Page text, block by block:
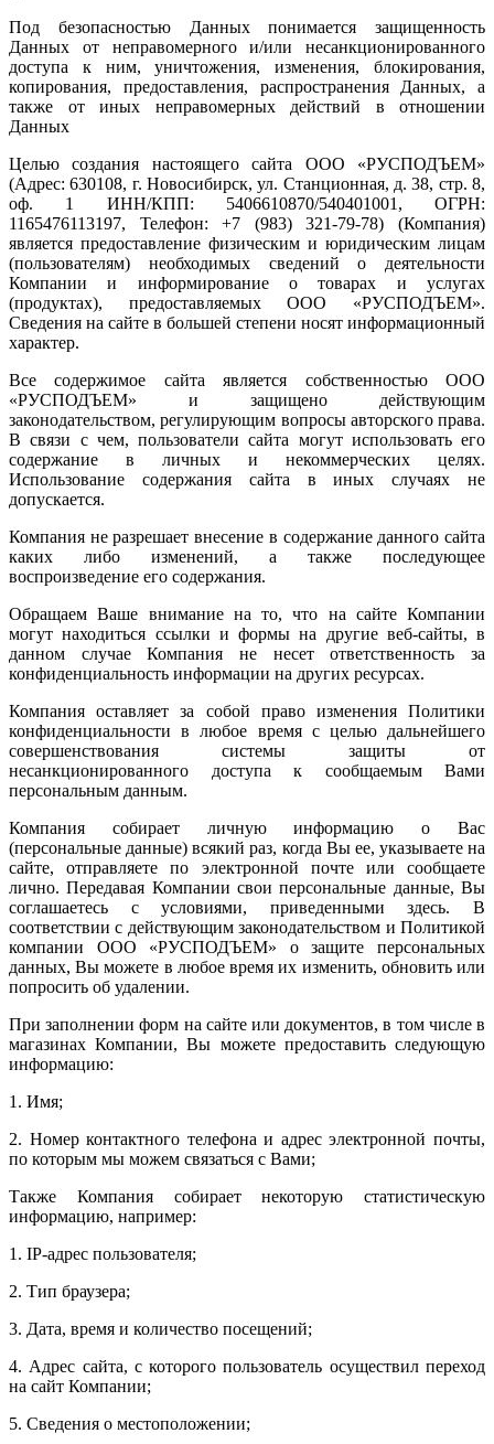
Под безопасностью Данных понимается защищенность
Данных от неправомерного и/или несанкционированного
доступа к ним, уничтожения, изменения, блокирования,
копирования, предоставления, распространения Данных, а
также от иных неправомерных действий в отношении
Данных
Целью создания настоящего сайта ООО «РУСПОДЪЕМ»
(Адрес: 630108, г. Новосибирск, ул. Станционная, д. 38, стр. 8,
оф. 1 ИНН/КПП: 5406610870/540401001, ОГРН:
1165476113197, Телефон: +7 (983) 321-79-78) (Компания)
является предоставление физическим и юридическим лицам
(пользователям) необходимых сведений о деятельности
Компании и информирование о товарах и услугах
(продуктах), предоставляемых ООО «РУСПОДЪЕМ».
Сведения на сайте в большей степени носят информационный
характер.
Все содержимое сайта является собственностью ООО
«РУСПОДЪЕМ» и защищено действующим
законодательством, регулирующим вопросы авторского права.
В связи с чем, пользователи сайта могут использовать его
содержание в личных и некоммерческих целях.
Использование содержания сайта в иных случаях не
допускается.
Компания не разрешает внесение в содержание данного сайта
каких либо изменений, а также последующее
воспроизведение его содержания.
Обращаем Ваше внимание на то, что на сайте Компании
могут находиться ссылки и формы на другие веб-сайты, в
данном случае Компания не несет ответственность за
конфиденциальность информации на других ресурсах.
Компания оставляет за собой право изменения Политики
конфиденциальности в любое время с целью дальнейшего
совершенствования системы защиты от
несанкционированного доступа к сообщаемым Вами
персональным данным.
Компания собирает личную информацию о Вас
(персональные данные) всякий раз, когда Вы ее, указываете на
сайте, отправляете по электронной почте или сообщаете
лично. Передавая Компании свои персональные данные, Вы
соглашаетесь с условиями, приведенными здесь. В
соответствии с действующим законодательством и Политикой
компании ООО «РУСПОДЪЕМ» о защите персональных
данных, Вы можете в любое время их изменить, обновить или
попросить об удалении.
При заполнении форм на сайте или документов, в том числе в
магазинах Компании, Вы можете предоставить следующую
информацию:
1. Имя;
2. Номер контактного телефона и адрес электронной почты,
по которым мы можем связаться с Вами;
Также Компания собирает некоторую статистическую
информацию, например:
1. IP-адрес пользователя;
2. Тип браузера;
3. Дата, время и количество посещений;
4. Адрес сайта, с которого пользователь осуществил переход
на сайт Компании;
5. Сведения о местоположении;